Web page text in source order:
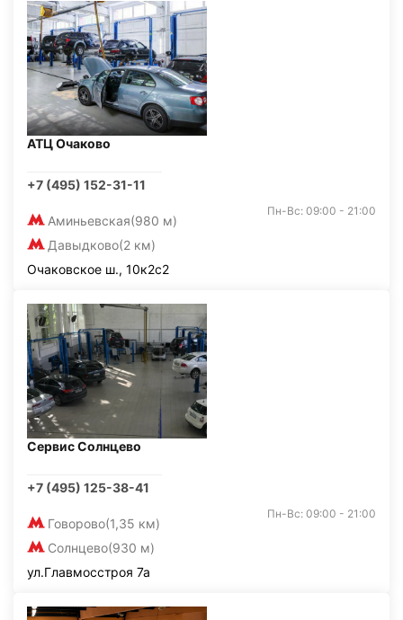
АТЦ Очаково
+7 (495) 152-31-11
Аминьевская(980 м)
Давыдково(2 км)
Пн-Вс: 09:00 - 21:00
Очаковское ш., 10к2с2
Сервис Солнцево
+7 (495) 125-38-41
Говорово(1,35 км)
Солнцево(930 м)
Пн-Вс: 09:00 - 21:00
ул.Главмосстроя 7а